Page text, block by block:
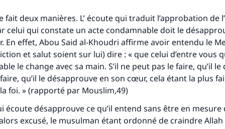
fait deux manières. L’ écoute qui traduit l’approbation de
celui qui constate un acte condamnable doit le
En effet, Abou Said al-Khoudri affirme avoir entendu le
et salut soient sur lui) dire : « que celui d’entre vous
le change avec sa main. S’il ne peut pas le faire, qu’il le
qu’il le désapprouve en son cœur, cela étant la plus
foi. » (rapporté par Mouslim,49)
écoute désapprouve ce qu’il entend sans être en mesure
excusé, le musulman étant ordonné de craindre Allah
(MOUSLIM 1893)
Soutenez IslamQA